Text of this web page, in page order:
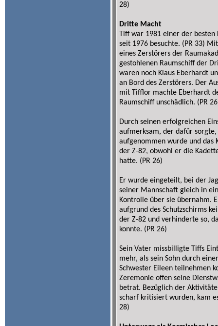
28)
Dritte Macht
Tiff war 1981 einer der besten
seit 1976 besuchte. (PR 33)
eines Zerstörers der
gestohlenen Raumschiff der
waren noch Klaus Eberhardt
an Bord des Zerstörers. Der
mit Tifflor machte Eberhardt
Raumschiff unschädlich. (PR
Durch seinen erfolgreichen
aufmerksam, der dafür
aufgenommen wurde und das
der Z-82, obwohl er die
hatte. (PR 26)
Er wurde eingeteilt, bei der
seiner Mannschaft gleich in
Kontrolle über sie übernahm.
aufgrund des Schutzschirms
der Z-82 und verhinderte so,
konnte. (PR 26)
Sein Vater missbilligte Tiffs
mehr, als sein Sohn durch
Schwester Eileen teilnehmen
Zeremonie offen seine
betrat. Bezüglich der
scharf kritisiert wurden, kam
28)